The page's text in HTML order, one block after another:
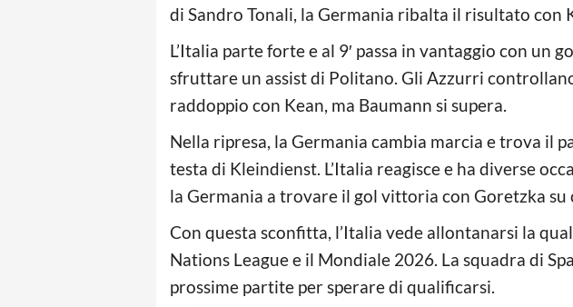
di Sandro Tonali, la Germania ribalta il risultato con
L’Italia parte forte e al 9′ passa in vantaggio con un
sfruttare un assist di Politano. Gli Azzurri
raddoppio con Kean, ma Baumann si supera.
Nella ripresa, la Germania cambia marcia e trova il
testa di Kleindienst. L’Italia reagisce e ha diverse
la Germania a trovare il gol vittoria con Goretzka su
Con questa sconfitta, l’Italia vede allontanarsi la
Nations League e il Mondiale 2026. La squadra di
prossime partite per sperare di qualificarsi.